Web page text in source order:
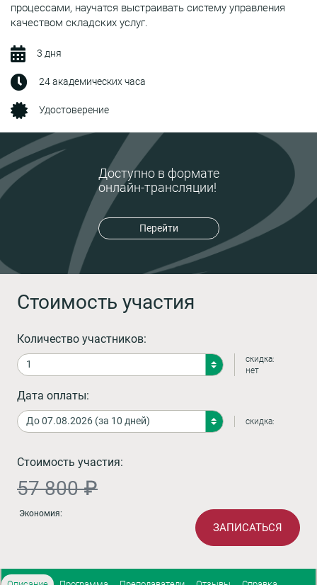
Доступно в формате
онлайн-трансляции!
Перейти
процессами, научатся выстраивать систему управления
качеством складских услуг.
3 дня
24 академических часа
Удостоверение
Стоимость участия
Количество участников:
скидка:
нет
Дата оплаты:
скидка:
Стоимость участия:
57 800 ₽
Экономия:
ЗАПИСАТЬСЯ